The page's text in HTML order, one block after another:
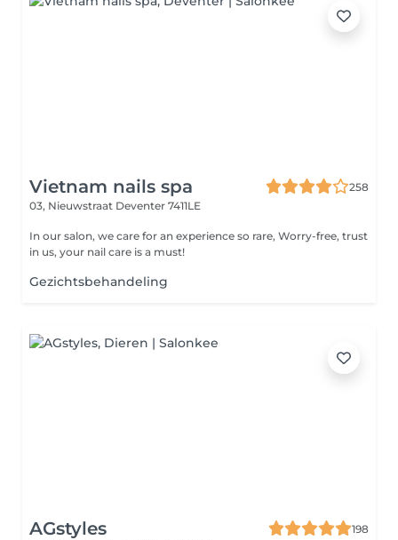
Vietnam nails spa
258
03, Nieuwstraat Deventer 7411LE
In our salon, we care for an experience so rare, Worry-free, trust
in us, your nail care is a must!
Gezichtsbehandeling
AGstyles
198